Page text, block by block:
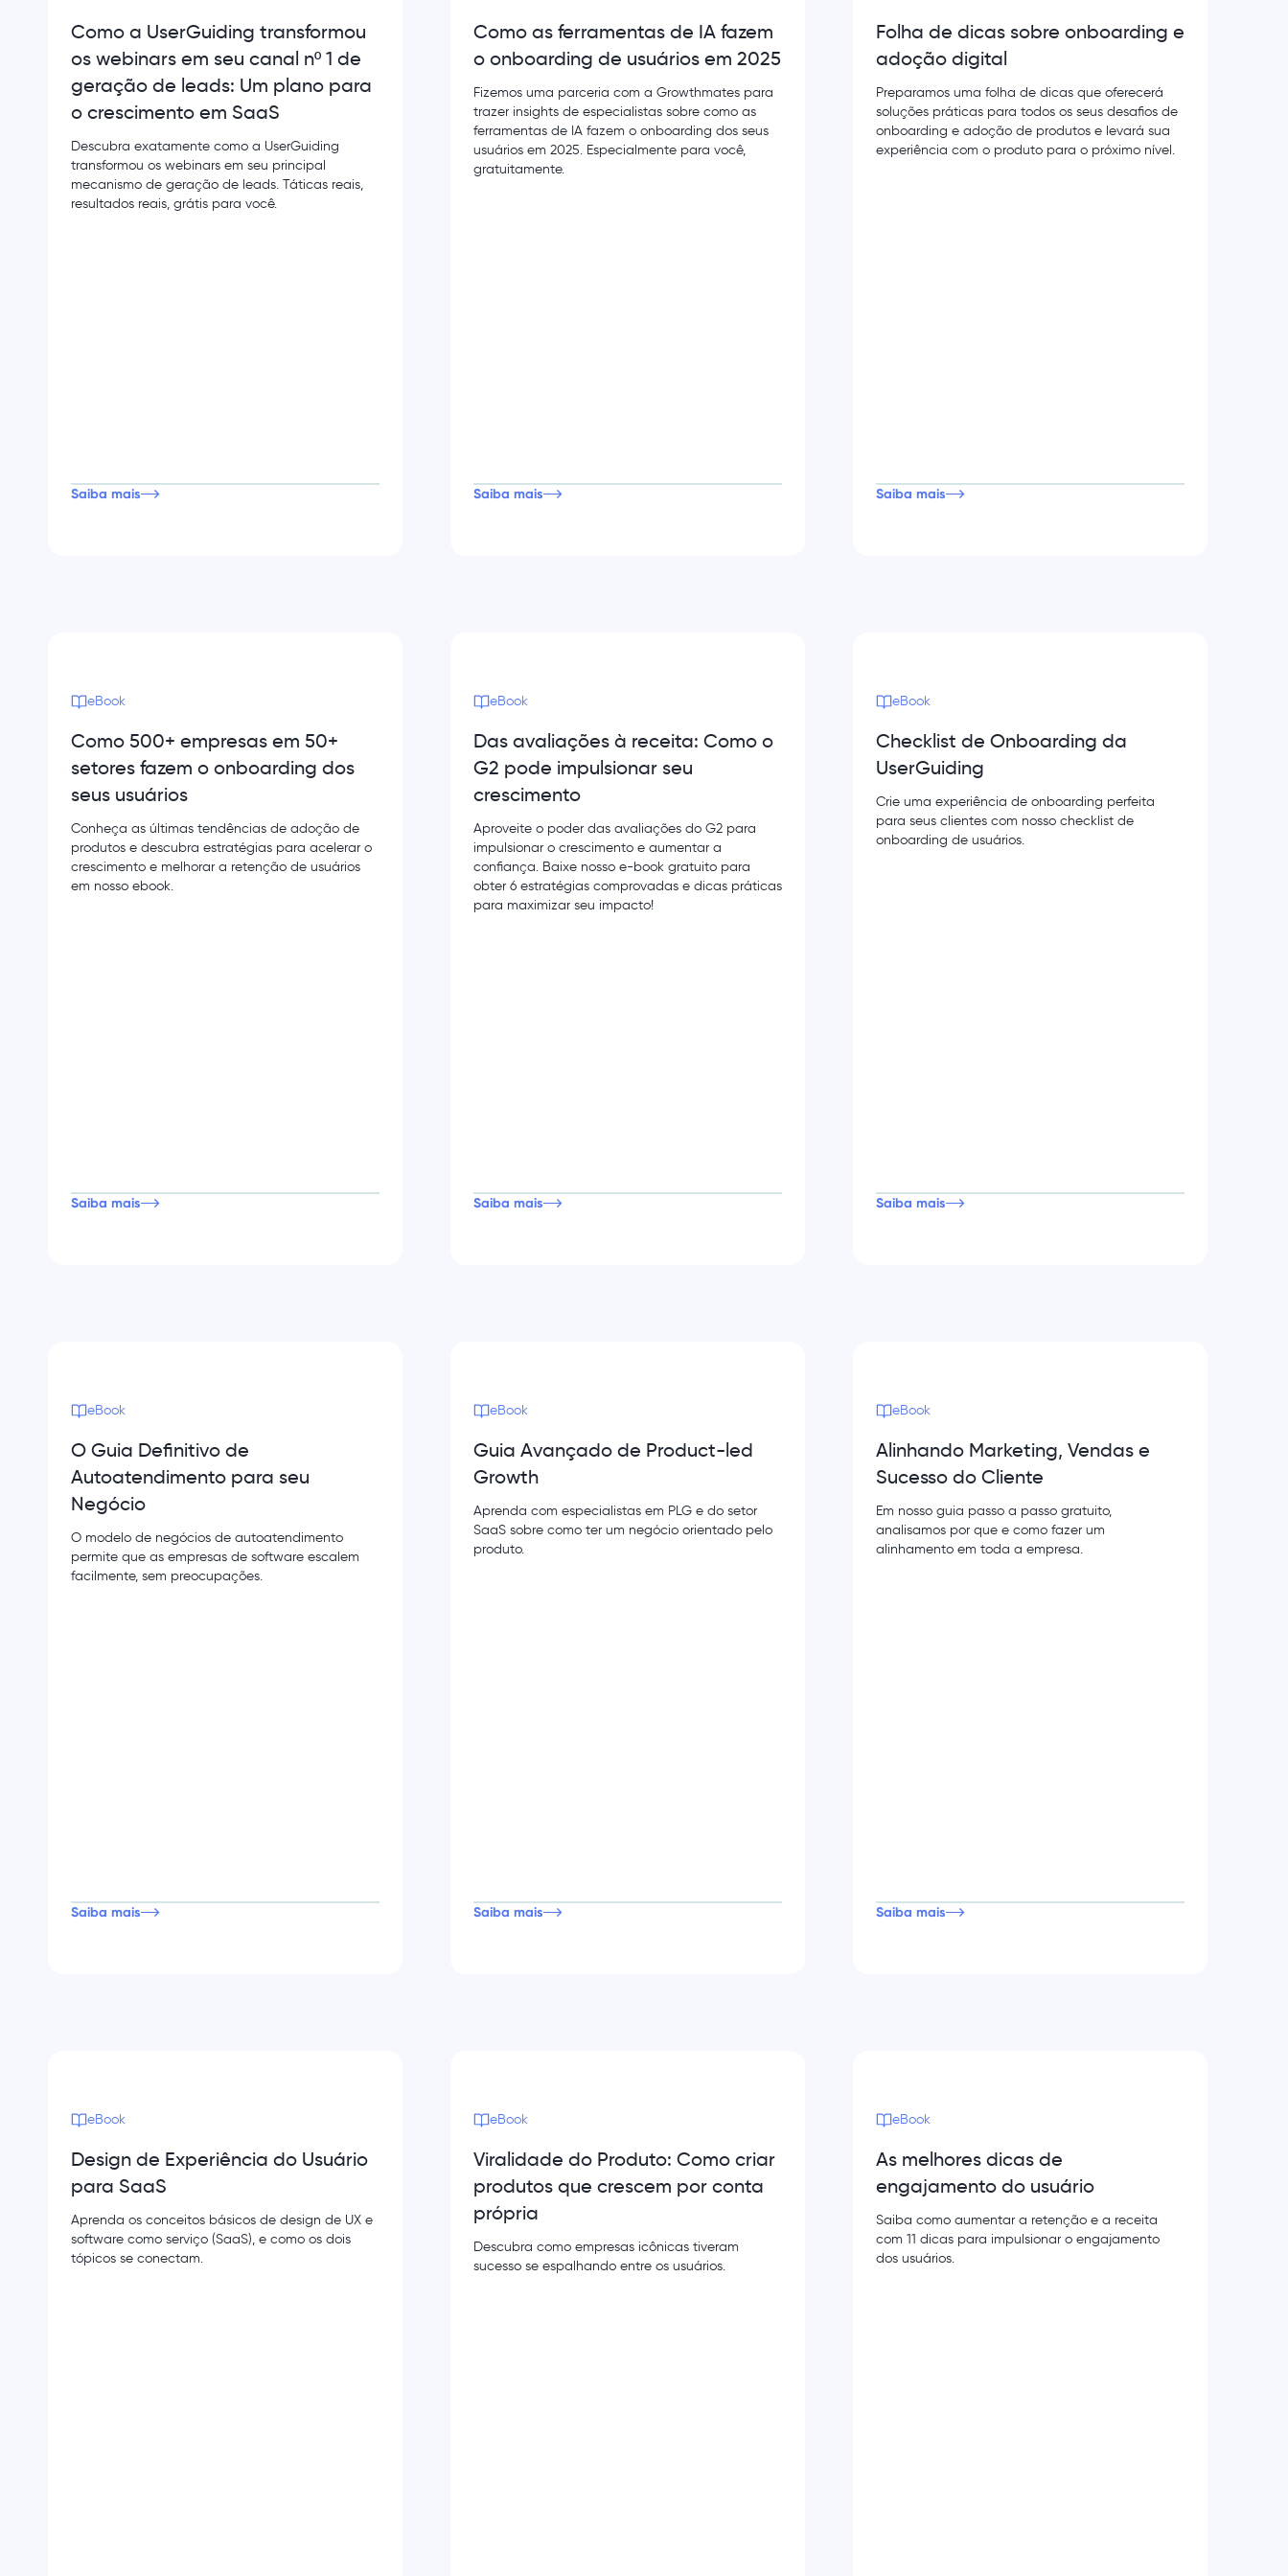
Como a UserGuiding transformou
os webinars em seu canal nº 1 de
geração de leads: Um plano para
o crescimento em SaaS
Descubra exatamente como a UserGuiding
transformou os webinars em seu principal
mecanismo de geração de leads. Táticas reais,
resultados reais, grátis para você.
Saiba mais
Como as ferramentas de IA fazem
o onboarding de usuários em 2025
Fizemos uma parceria com a Growthmates para
trazer insights de especialistas sobre como as
ferramentas de IA fazem o onboarding dos seus
usuários em 2025. Especialmente para você,
gratuitamente.
Saiba mais
Folha de dicas sobre onboarding e
adoção digital
Preparamos uma folha de dicas que oferecerá
soluções práticas para todos os seus desafios de
onboarding e adoção de produtos e levará sua
experiência com o produto para o próximo nível.
Saiba mais
eBook
Como 500+ empresas em 50+
setores fazem o onboarding dos
seus usuários
Conheça as últimas tendências de adoção de
produtos e descubra estratégias para acelerar o
crescimento e melhorar a retenção de usuários
em nosso ebook.
Saiba mais
eBook
Das avaliações à receita: Como o
G2 pode impulsionar seu
crescimento
Aproveite o poder das avaliações do G2 para
impulsionar o crescimento e aumentar a
confiança. Baixe nosso e-book gratuito para
obter 6 estratégias comprovadas e dicas práticas
para maximizar seu impacto!
Saiba mais
eBook
Checklist de Onboarding da
UserGuiding
Crie uma experiência de onboarding perfeita
para seus clientes com nosso checklist de
onboarding de usuários.
Saiba mais
eBook
O Guia Definitivo de
Autoatendimento para seu
Negócio
O modelo de negócios de autoatendimento
permite que as empresas de software escalem
facilmente, sem preocupações.
Saiba mais
eBook
Guia Avançado de Product-led
Growth
Aprenda com especialistas em PLG e do setor
SaaS sobre como ter um negócio orientado pelo
produto.
Saiba mais
eBook
Alinhando Marketing, Vendas e
Sucesso do Cliente
Em nosso guia passo a passo gratuito,
analisamos por que e como fazer um
alinhamento em toda a empresa.
Saiba mais
eBook
Design de Experiência do Usuário
para SaaS
Aprenda os conceitos básicos de design de UX e
software como serviço (SaaS), e como os dois
tópicos se conectam.
eBook
Viralidade do Produto: Como criar
produtos que crescem por conta
própria
Descubra como empresas icônicas tiveram
sucesso se espalhando entre os usuários.
eBook
As melhores dicas de
engajamento do usuário
Saiba como aumentar a retenção e a receita
com 11 dicas para impulsionar o engajamento
dos usuários.